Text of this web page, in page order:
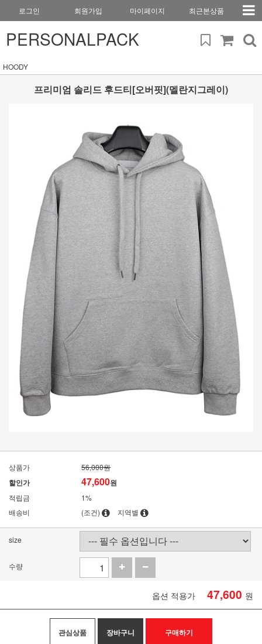
로그인 회원가입 마이페이지 최근본상품
PERSONALPACK
HOODY
프리미엄 솔리드 후드티[오버핏](멜란지그레이)
상품가 56,000원
할인가 47,600원
적립금
1%
배송비
(조건) 지역별
size
수량
옵션 적용가 47,600 원
관심상품 장바구니 구매하기